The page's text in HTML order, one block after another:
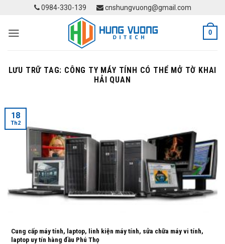
content
0984-330-139 cnshungvuong@gmail.com
0
LƯU TRỮ TAG: CÔNG TY MÁY TÍNH CÓ THỂ MỞ TỜ KHAI
HẢI QUAN
Cung cấp máy tính, laptop, linh kiện máy tính, sửa chữa máy vi tính,
laptop uy tín hàng đầu Phú Thọ
18
Th2